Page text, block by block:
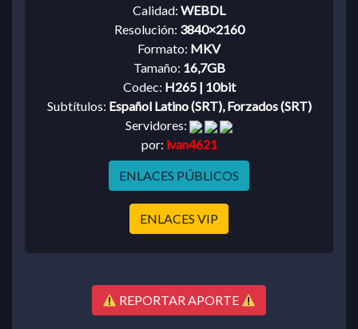
Calidad: WEBDL
Resolución: 3840×2160
Formato: MKV
Tamaño: 16,7GB
Codec: H265 | 10bit
Subtítulos: Español Latino (SRT), Forzados (SRT)
Servidores:
por: ivan4621
ENLACES PÚBLICOS
ENLACES VIP
REPORTAR APORTE